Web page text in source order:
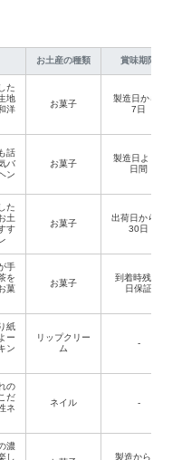
お土産の種類 賞味期限
た
地
洋
お菓子
製造日から7
7日
話
バ
ン
お菓子
製造日より8
日間
た
土
す
お菓子
出荷日から約
30日
手
を
菓
お菓子
到着時残50
日保証
紙
ー
ン
リップクリー
ム
-
の
だ
ネ
ネイル -
濃
し
製造から74